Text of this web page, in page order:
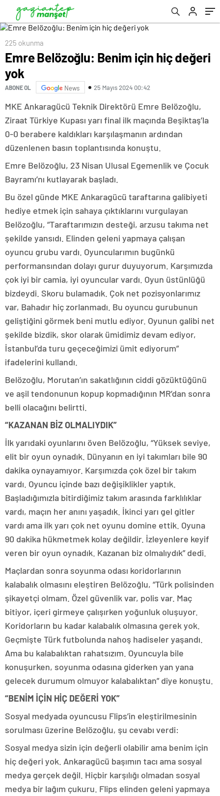
225 okunma
Emre Belözoğlu: Benim için hiç değeri
yok
ABONE OL News 25 Mayıs 2024 00:42
MKE Ankaragücü Teknik Direktörü Emre Belözoğlu,
Ziraat Türkiye Kupası yarı final ilk maçında Beşiktaş’la
0-0 berabere kaldıkları karşılaşmanın ardından
düzenlenen basın toplantısında konuştu.
Emre Belözoğlu, 23 Nisan Ulusal Egemenlik ve Çocuk
Bayramı’nı kutlayarak başladı.
Bu özel günde MKE Ankaragücü taraftarına galibiyeti
hediye etmek için sahaya çıktıklarını vurgulayan
Belözoğlu, “Taraftarımızın desteği, arzusu takıma net
şekilde yansıdı. Elinden geleni yapmaya çalışan
oyuncu grubu vardı. Oyuncularımın bugünkü
performansından dolayı gurur duyuyorum. Karşımızda
çok iyi bir camia, iyi oyuncular vardı. Oyun üstünlüğü
bizdeydi. Skoru bulamadık. Çok net pozisyonlarımız
var, Bahadır hiç zorlanmadı. Bu oyuncu gurubunun
geliştiğini görmek beni mutlu ediyor. Oyunun galibi net
şekilde bizdik, skor olarak ümidimiz devam ediyor,
İstanbul’da turu geçeceğimizi ümit ediyorum”
ifadelerini kullandı.
Belözoğlu, Morutan’ın sakatlığının ciddi gözüktüğünü
ve aşil tendonunun kopup kopmadığının MR’dan sonra
belli olacağını belirtti.
“KAZANAN BİZ OLMALIYDIK”
İlk yarıdaki oyunlarını öven Belözoğlu, “Yüksek seviye,
elit bir oyun oynadık. Dünyanın en iyi takımları bile 90
dakika oynayamıyor. Karşımızda çok özel bir takım
vardı. Oyuncu içinde bazı değişiklikler yaptık.
Başladığımızla bitirdiğimiz takım arasında farklılıklar
vardı, maçın her anını yaşadık. İkinci yarı gel gitler
vardı ama ilk yarı çok net oyunu domine ettik. Oyuna
90 dakika hükmetmek kolay değildir. İzleyenlere keyif
veren bir oyun oynadık. Kazanan biz olmalıydık” dedi.
Maçlardan sonra soyunma odası koridorlarının
kalabalık olmasını eleştiren Belözoğlu, “Türk polisinden
şikayetçi olmam. Özel güvenlik var, polis var. Maç
bitiyor, içeri girmeye çalışırken yoğunluk oluşuyor.
Koridorların bu kadar kalabalık olmasına gerek yok.
Geçmişte Türk futbolunda nahoş hadiseler yaşandı.
Ama bu kalabalıktan rahatsızım. Oyuncuyla bile
konuşurken, soyunma odasına giderken yan yana
gelecek durumum olmuyor kalabalıktan” diye konuştu.
“BENİM İÇİN HİÇ DEĞERİ YOK”
Sosyal medyada oyuncusu Flips’in eleştirilmesinin
sorulması üzerine Belözoğlu, şu cevabı verdi:
Sosyal medya sizin için değerli olabilir ama benim için
hiç değeri yok. Ankaragücü başımın tacı ama sosyal
medya gerçek değil. Hiçbir karşılığı olmadan sosyal
medya bir lağım çukuru. Flips elinden geleni yapmaya